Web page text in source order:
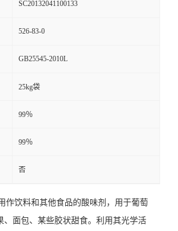
SC20132041100133
526-83-0
GB25545-2010L
25kg袋
99％
99％
否
作饮料和其他食品的酸味剂，用于葡萄
、面包、某些胶状甜食。利用其光学活